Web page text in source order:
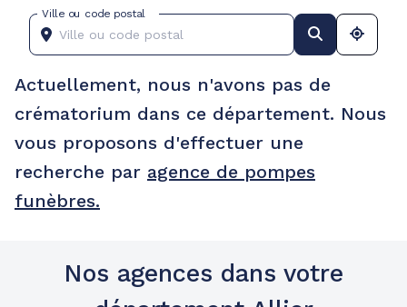
Ville ou code postal
Actuellement, nous n'avons pas de
crématorium dans ce département. Nous
vous proposons d'effectuer une
recherche par agence de pompes
funèbres.
Nos agences dans votre